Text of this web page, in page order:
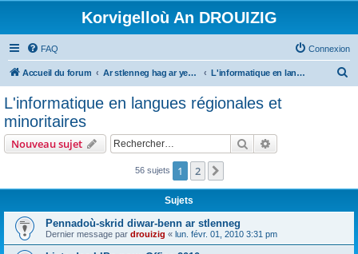
Korvigelloù An DROUIZIG
FAQ Connexion
Accueil du forum Ar stlenneg hag ar yezhoù bihan er bed a-bezh L'informatique en langues régionales et minoritaires
c
r
L'informatique en langues régionales et
minoritaires
Nouveau sujet Rechercher
56 sujets 1 2
Sujets
Pennadoù-skrid diwar-benn ar stlenneg
Dernier message par drouizig « lun. févr. 01, 2010 3:31 pm